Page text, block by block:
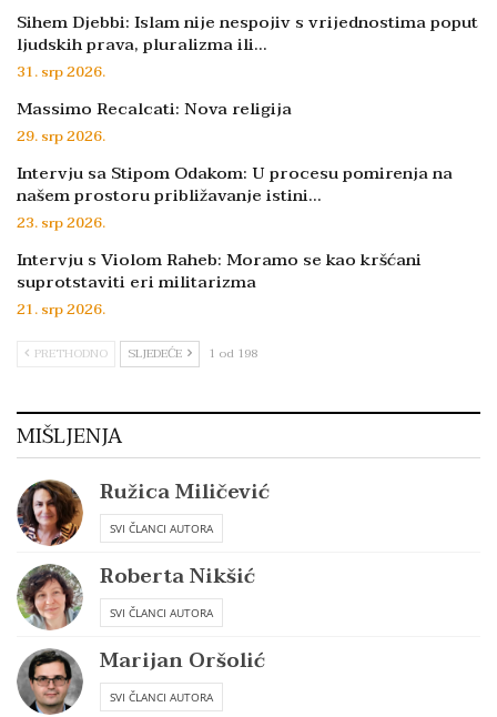
Sihem Djebbi: Islam nije nespojiv s vrijednostima poput
ljudskih prava, pluralizma ili…
31. srp 2026.
Massimo Recalcati: Nova religija
29. srp 2026.
Intervju sa Stipom Odakom: U procesu pomirenja na
našem prostoru približavanje istini…
23. srp 2026.
Intervju s Violom Raheb: Moramo se kao kršćani
suprotstaviti eri militarizma
21. srp 2026.
PRETHODNO SLJEDEĆE 1 od 198
MIŠLJENJA
Ružica Miličević
SVI ČLANCI AUTORA
Roberta Nikšić
SVI ČLANCI AUTORA
Marijan Oršolić
SVI ČLANCI AUTORA